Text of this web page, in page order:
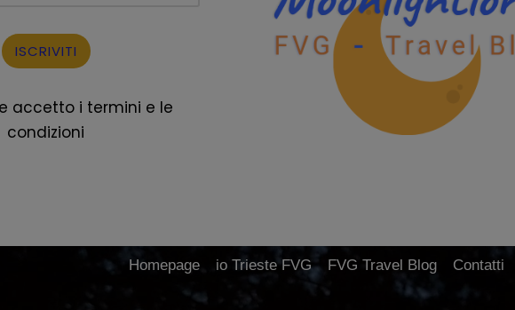
accetto i termini e le
condizioni
Homepage io Trieste FVG FVG Travel Blog Contatti